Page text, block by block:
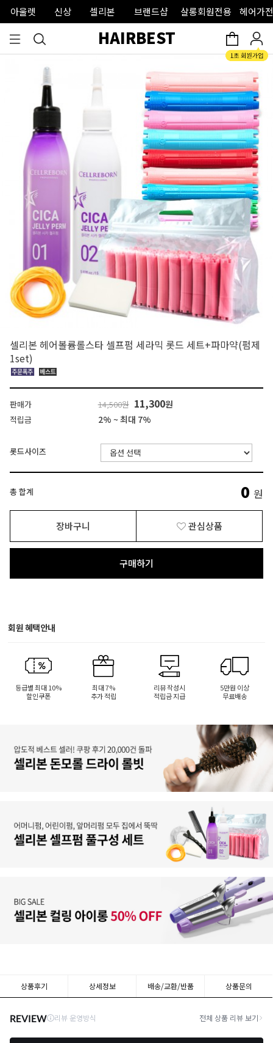
아울렛 신상 셀리본 브랜드샵 살롱회원전용 헤어가
HAIRBEST
셀리본 헤어볼륨롤스타 셀프펌 세라믹 롯드 세트+파마약(펌제
1set)
판매가 14,500원 11,300원
적립금 2% ~ 최대 7%
롯드사이즈
총 합계 0 원
장바구니 관심상품
구매하기
회원 혜택안내
등급별 최대 10%
할인쿠폰
최대 7%
추가 적립
리뷰 작성시
적립금 지급
5만원 이상
무료배송
상품후기 상세정보 배송/교환/반품 상품문의